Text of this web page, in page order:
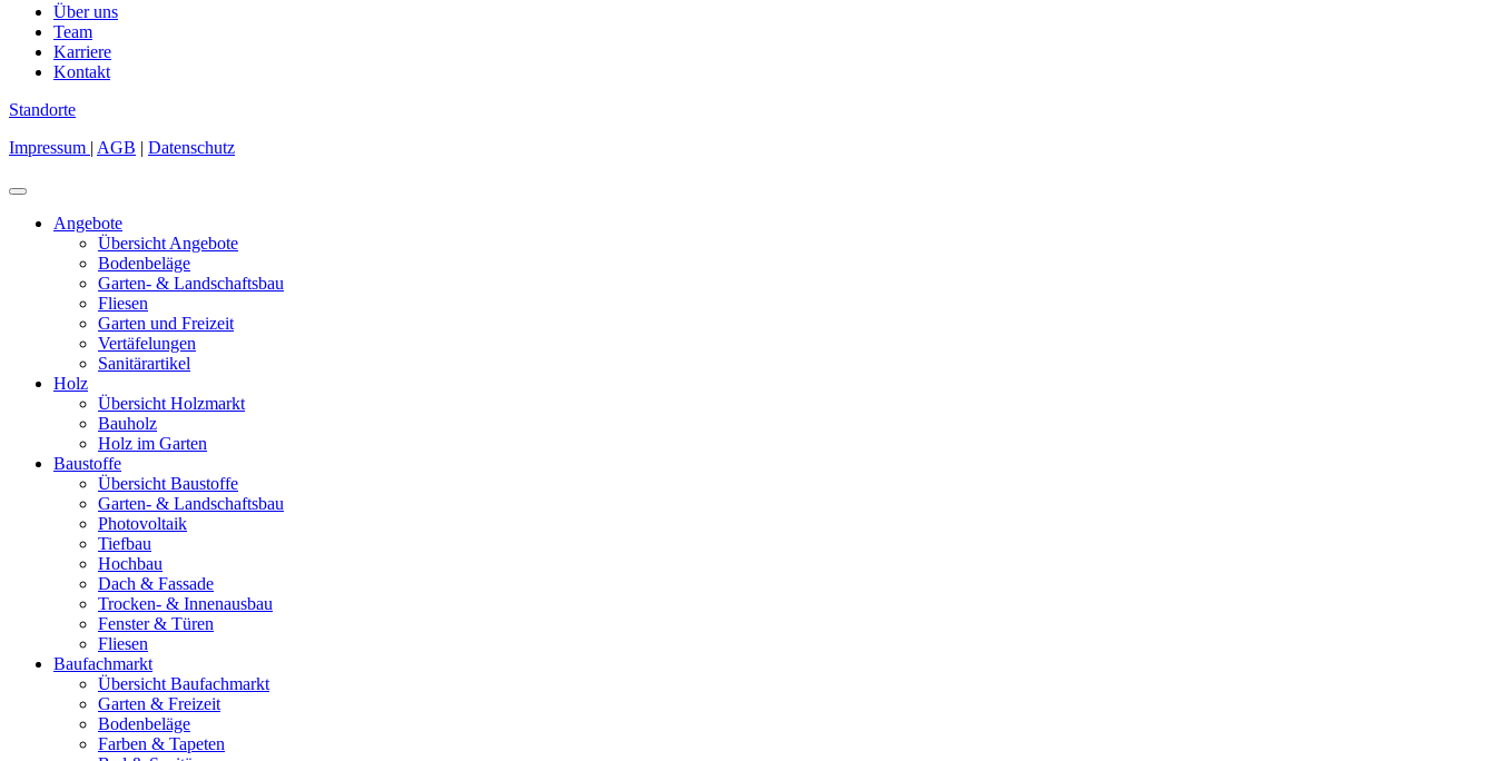
Über uns
Team
Karriere
Kontakt
Standorte
Impressum | AGB | Datenschutz
Angebote
Übersicht Angebote
Bodenbeläge
Garten- & Landschaftsbau
Fliesen
Garten und Freizeit
Vertäfelungen
Sanitärartikel
Holz
Übersicht Holzmarkt
Bauholz
Holz im Garten
Baustoffe
Übersicht Baustoffe
Garten- & Landschaftsbau
Photovoltaik
Tiefbau
Hochbau
Dach & Fassade
Trocken- & Innenausbau
Fenster & Türen
Fliesen
Baufachmarkt
Übersicht Baufachmarkt
Garten & Freizeit
Bodenbeläge
Farben & Tapeten